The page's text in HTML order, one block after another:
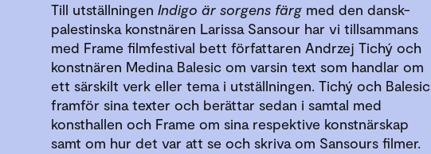
Till utställningen Indigo är sorgens färg med den dansk-
palestinska konstnären Larissa Sansour har vi tillsammans
med Frame filmfestival bett författaren Andrzej Tichý och
konstnären Medina Balesic om varsin text som handlar om
ett särskilt verk eller tema i utställningen. Tichý och Balesic
framför sina texter och berättar sedan i samtal med
konsthallen och Frame om sina respektive konstnärskap
samt om hur det var att se och skriva om Sansours filmer.